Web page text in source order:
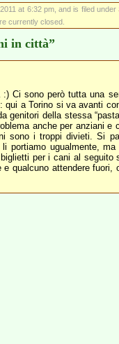
at 6:32 pm, and is filed under
currently closed.
in città”
Ci sono però tutta una
qui a Torino si va avanti
genitori della stessa
anche per anziani
sono i troppi divieti. Si
portiamo ugualmente,
per i cani al
qualcuno attendere